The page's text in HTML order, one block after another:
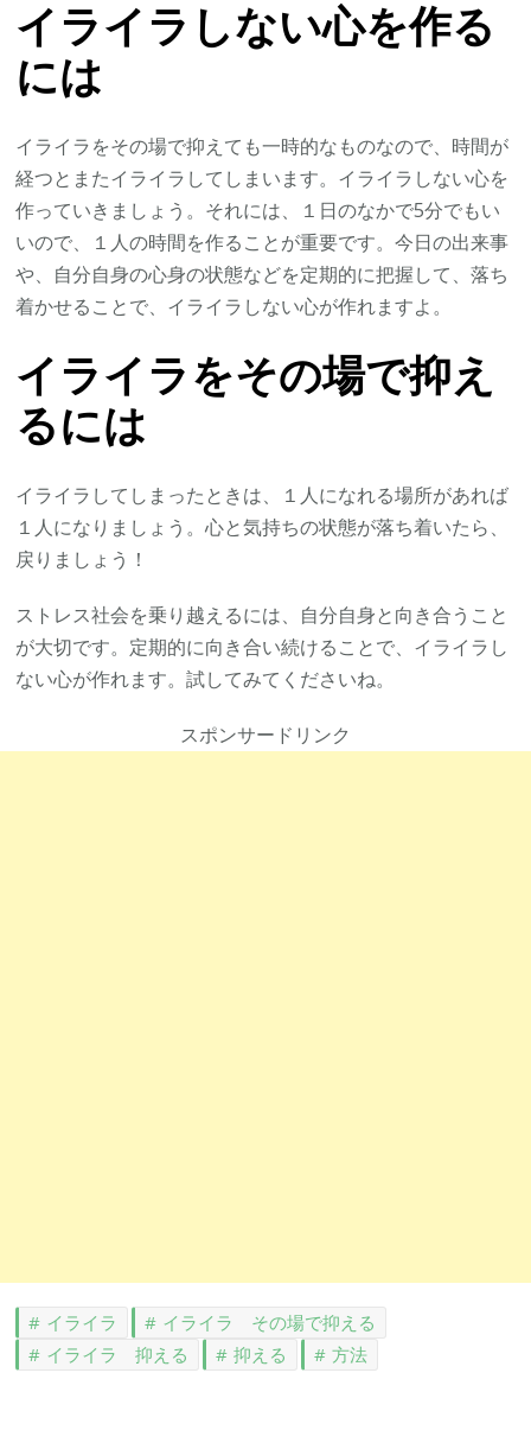
イライラしない心を作る
には
イライラをその場で抑えても一時的なものなので、時間が
経つとまたイライラしてしまいます。イライラしない心を
作っていきましょう。それには、１日のなかで5分でもい
いので、１人の時間を作ることが重要です。今日の出来事
や、自分自身の心身の状態などを定期的に把握して、落ち
着かせることで、イライラしない心が作れますよ。
イライラをその場で抑え
るには
イライラしてしまったときは、１人になれる場所があれば
１人になりましょう。心と気持ちの状態が落ち着いたら、
戻りましょう！
ストレス社会を乗り越えるには、自分自身と向き合うこと
が大切です。定期的に向き合い続けることで、イライラし
ない心が作れます。試してみてくださいね。
スポンサードリンク
イライラ
イライラ その場で抑える
イライラ 抑える
抑える 方法